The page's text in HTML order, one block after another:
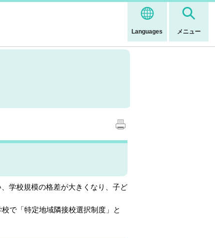
Languages メニュー
学校規模の格差が大きくなり、子ど
で「特定地域隣接校選択制度」と